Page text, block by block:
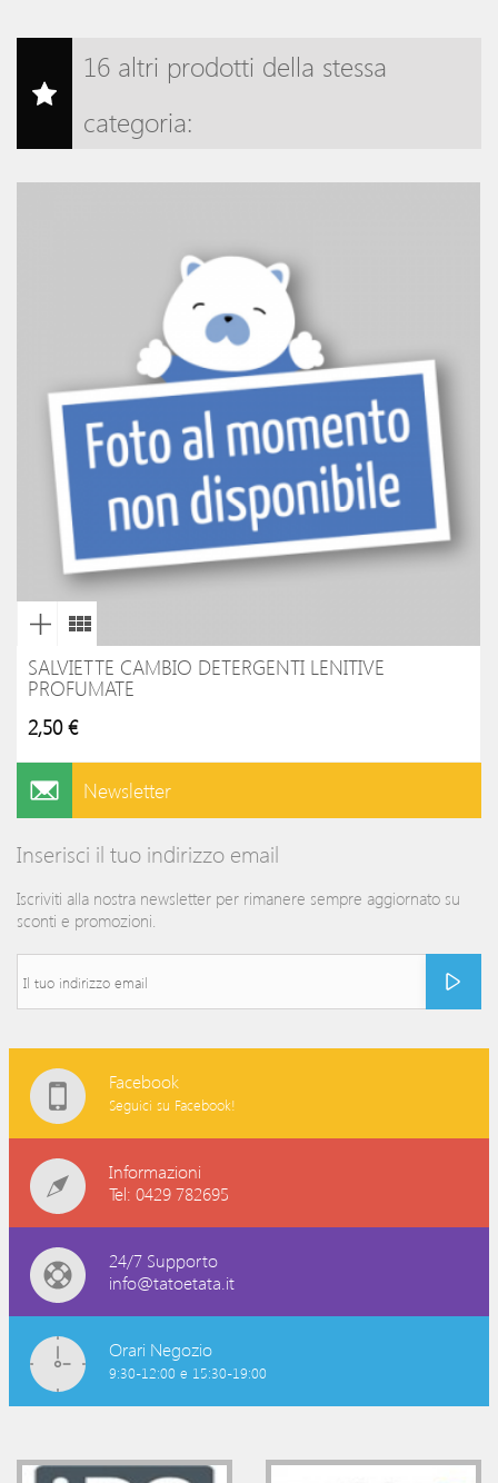
16 altri prodotti della stessa
categoria:
SALVIETTE CAMBIO DETERGENTI LENITIVE
PROFUMATE
2,50 €
Newsletter
Inserisci il tuo indirizzo email
Iscriviti alla nostra newsletter per rimanere sempre aggiornato su
sconti e promozioni.
Facebook
Seguici su Facebook!
Informazioni
Tel: 0429 782695
24/7 Supporto
info@tatoetata.it
Orari Negozio
9:30-12:00 e 15:30-19:00